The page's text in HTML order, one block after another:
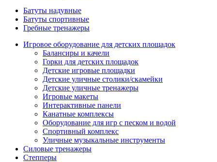
Батуты надувные
Батуты спортивные
Гребные тренажеры
Игровое оборудование для детских площадок
Балансиры и качели
Горки для детских площадок
Детские игровые площадки
Детские уличные столики/скамейки
Детские уличные тренажеры
Игровые макеты
Интерактивные панели
Канатные комплексы
Оборудование для игр с песком и водой
Спортивный комплекс
Уличные музыкальные инструменты
Силовые тренажеры
Степперы